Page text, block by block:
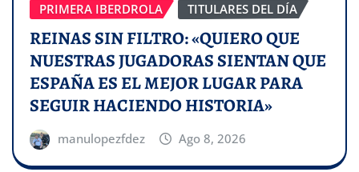
PRIMERA IBERDROLA
TITULARES DEL DÍA
REINAS SIN FILTRO: «QUIERO QUE
NUESTRAS JUGADORAS SIENTAN QUE
ESPAÑA ES EL MEJOR LUGAR PARA
SEGUIR HACIENDO HISTORIA»
manulopezfdez Ago 8, 2026